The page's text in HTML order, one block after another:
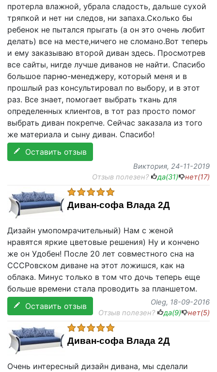
протерла влажной, убрала сладость, дальше сухой
тряпкой и нет ни следов, ни запаха.Сколько бы
ребенок не пытался прыгать (а он это очень любит
делать) все на месте,ничего не сломано.Вот теперь
и ему заказываю второй диван здесь. Просмотрев
все сайты, нигде лучше диванов не найти. Спасибо
большое парню-менеджеру, который меня и в
прошлый раз консультировал по выбору, и в этот
раз. Все знает, помогает выбрать ткань для
определенных клиентов, в тот раз просто помог
выбрать диван покрепче. Сейчас заказала из того
же материала и сыну диван. Спасибо!
Оставить отзыв
Виктория, 24-11-2019
Отзыв полезен?
да(31) нет(17)
Диван-софа Влада 2Д
Дизайн умопомрачительный) Нам с женой
нравятся яркие цветовые решения) Ну и кончено
же он Удобен! После 20 лет совместного сна на
СССРовском диване на этот ложишся, как на
облака. Минус только в том что дочь теперь еще
больше времени стала проводить за планшетом.
Оставить отзыв
Oleg, 18-09-2016
Отзыв полезен?
да(9) нет(5)
Диван-софа Влада 2Д
Очень интересный дизайн дивана, мы сделали